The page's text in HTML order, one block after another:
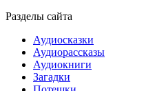
Разделы сайта
Аудиосказки
Аудиорассказы
Аудиокниги
Загадки